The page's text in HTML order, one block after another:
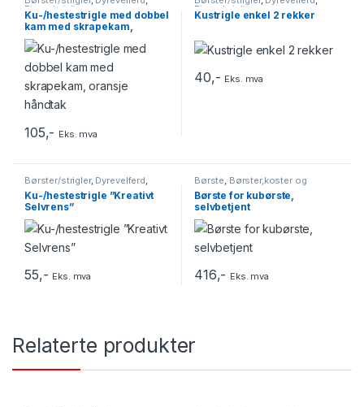
Fjøsrekvisita
Ku-/hestestrigle med dobbel
kam med skrapekam,
oransje håndtak
105,- Eks. mva
Fjøsrekvisita
Kustrigle enkel 2 rekker
40,- Eks. mva
Børster/strigler, Dyrevelferd,
Fjøsrekvisita
Ku-/hestestrigle ”Kreativt
Selvrens”
55,- Eks. mva
Børste, Børster,koster og
redskap, Løsdrift
Børste for kubørste,
selvbetjent
416,- Eks. mva
Relaterte produkter